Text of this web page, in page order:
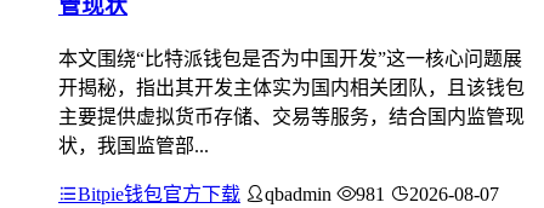
管现状
本文围绕“比特派钱包是否为中国开发”这一核心问题展
开揭秘，指出其开发主体实为国内相关团队，且该钱包
主要提供虚拟货币存储、交易等服务，结合国内监管现
状，我国监管部...
Bitpie钱包官方下载 qbadmin 981 2026-08-07